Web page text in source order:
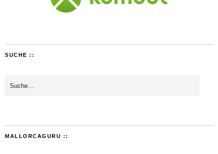
SUCHE ::
MALLORCAGURU ::